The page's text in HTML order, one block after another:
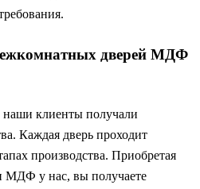
дверей МДФ
клиенты получали
Каждая дверь проходит
производства. Приобретая
МДФ у нас, вы получаете